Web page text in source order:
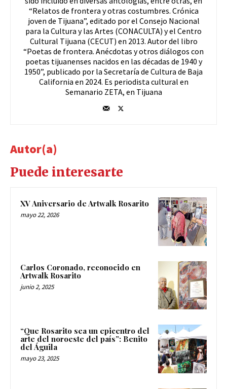
“Relatos de frontera y otras costumbres. Crónica
joven de Tijuana”, editado por el Consejo Nacional
para la Cultura y las Artes (CONACULTA) y el Centro
Cultural Tijuana (CECUT) en 2013. Autor del libro
“Poetas de frontera. Anécdotas y otros diálogos con
poetas tijuanenses nacidos en las décadas de 1940 y
1950”, publicado por la Secretaría de Cultura de Baja
California en 2024. Es periodista cultural en
Semanario ZETA, en Tijuana
Autor(a)
Puede interesarte
XV Aniversario de Artwalk Rosarito
mayo 22, 2026
Carlos Coronado, reconocido en
Artwalk Rosarito
junio 2, 2025
“Que Rosarito sea un epicentro del
arte del noroeste del país”: Benito
del Águila
mayo 23, 2025